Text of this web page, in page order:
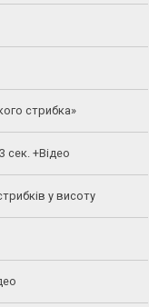
стрибка»
сек. +Відео
у висоту